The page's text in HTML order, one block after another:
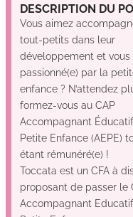
DESCRIPTION DU
Vous aimez
tout-petits dans leur
développement et vous
passionné(e) par la
enfance ? N’attendez
formez-vous au CAP
Accompagnant Éducatif
Petite Enfance (AEPE)
étant rémunéré(e) !
Toccata est un CFA à
proposant de passer le
Accompagnant Educatif